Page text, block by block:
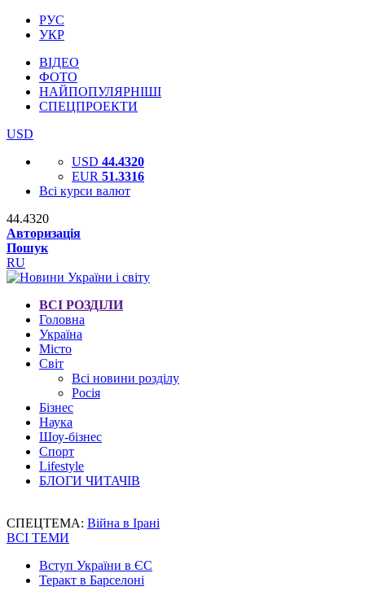
РУС
УКР
ВІДЕО
ФОТО
НАЙПОПУЛЯРНІШІ
СПЕЦПРОЕКТИ
USD
USD 44.4320
EUR 51.3316
Всі курси валют
44.4320
Авторизація
Пошук
RU
ВСІ РОЗДІЛИ
Головна
Україна
Місто
Світ
Всі новини розділу
Росія
Бізнес
Наука
Шоу-бізнес
Спорт
Lifestyle
БЛОГИ ЧИТАЧІВ
СПЕЦТЕМА: Війна в Ірані
ВСІ ТЕМИ
Вступ України в ЄС
Теракт в Барселоні